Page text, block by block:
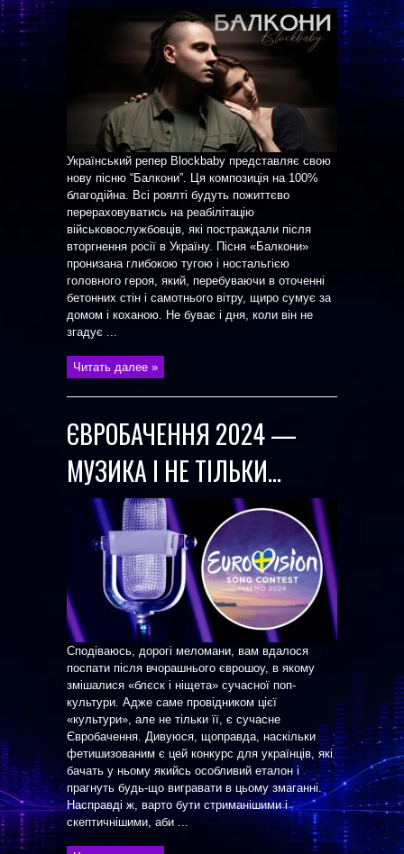
Український репер Blockbaby представляє свою
нову пісню “Балкони”. Ця композиція на 100%
благодійна. Всі роялті будуть пожиттєво
перераховуватись на реабілітацію
військовослужбовців, які постраждали після
вторгнення росії в Україну. Пісня «Балкони»
пронизана глибокою тугою і ностальгією
головного героя, який, перебуваючи в оточенні
бетонних стін і самотнього вітру, щиро сумує за
домом і коханою. Не буває і дня, коли він не
згадує ...
Читать далее »
ЄВРОБАЧЕННЯ 2024 —
МУЗИКА І НЕ ТІЛЬКИ…
Сподіваюсь, дорогі меломани, вам вдалося
поспати після вчорашнього єврошоу, в якому
змішалися «блєск і ніщета» сучасної поп-
культури. Адже саме провідником цієї
«культури», але не тільки її, є сучасне
Євробачення. Дивуюся, щоправда, наскільки
фетишизованим є цей конкурс для українців, які
бачать у ньому якийсь особливий еталон і
прагнуть будь-що вигравати в цьому змаганні.
Насправді ж, варто бути стриманішими і
скептичнішими, аби ...